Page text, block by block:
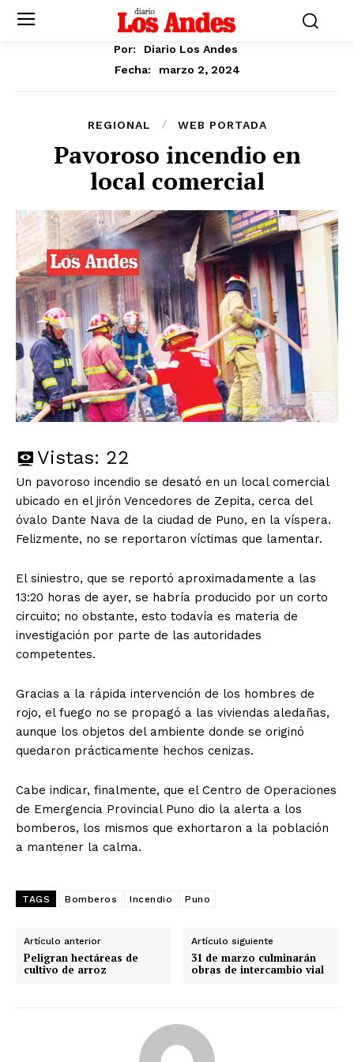
Por:
Diario Los Andes
Fecha:
marzo 2, 2024
REGIONAL WEB PORTADA
Pavoroso incendio en
local comercial
Vistas: 22
Un pavoroso incendio se desató en un local comercial
ubicado en el jirón Vencedores de Zepita, cerca del
óvalo Dante Nava de la ciudad de Puno, en la víspera.
Felizmente, no se reportaron víctimas que lamentar.
El siniestro, que se reportó aproximadamente a las
13:20 horas de ayer, se habría producido por un corto
circuito; no obstante, esto todavía es materia de
investigación por parte de las autoridades
competentes.
Gracias a la rápida intervención de los hombres de
rojo, el fuego no se propagó a las viviendas aledañas,
aunque los objetos del ambiente donde se originó
quedaron prácticamente hechos cenizas.
Cabe indicar, finalmente, que el Centro de Operaciones
de Emergencia Provincial Puno dio la alerta a los
bomberos, los mismos que exhortaron a la población
a mantener la calma.
TAGS Bomberos Incendio Puno
Artículo anterior
Peligran hectáreas de
cultivo de arroz
Artículo siguiente
31 de marzo culminarán
obras de intercambio vial